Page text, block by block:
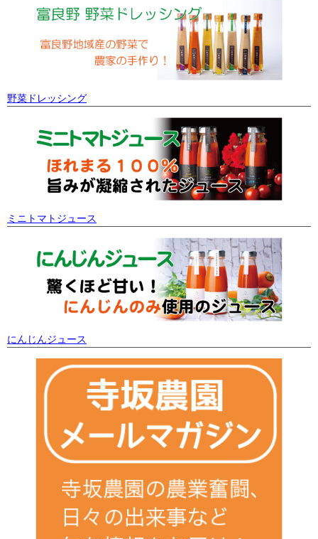
野菜ドレッシング
ミニトマトジュース
にんじんジュース